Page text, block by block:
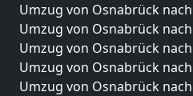
Umzug von Osnabrück
Umzug von Osnabrück nach
Umzug von Osnabrück
Umzug von Osnabrück
Umzug von Osnabrück